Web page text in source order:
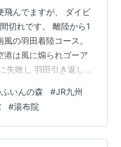
飛んでますが、 ダイビ
切れです。 離陸から1
の羽田着陸コース。
港は風に煽られゴーア
失敗し 羽田引き返し欠
れば2便、3便へ振替 or
っても、またローカ
笑 飛行にかかった経費
気もします。 せっかく
いんの森 #JR九州
#湯布院